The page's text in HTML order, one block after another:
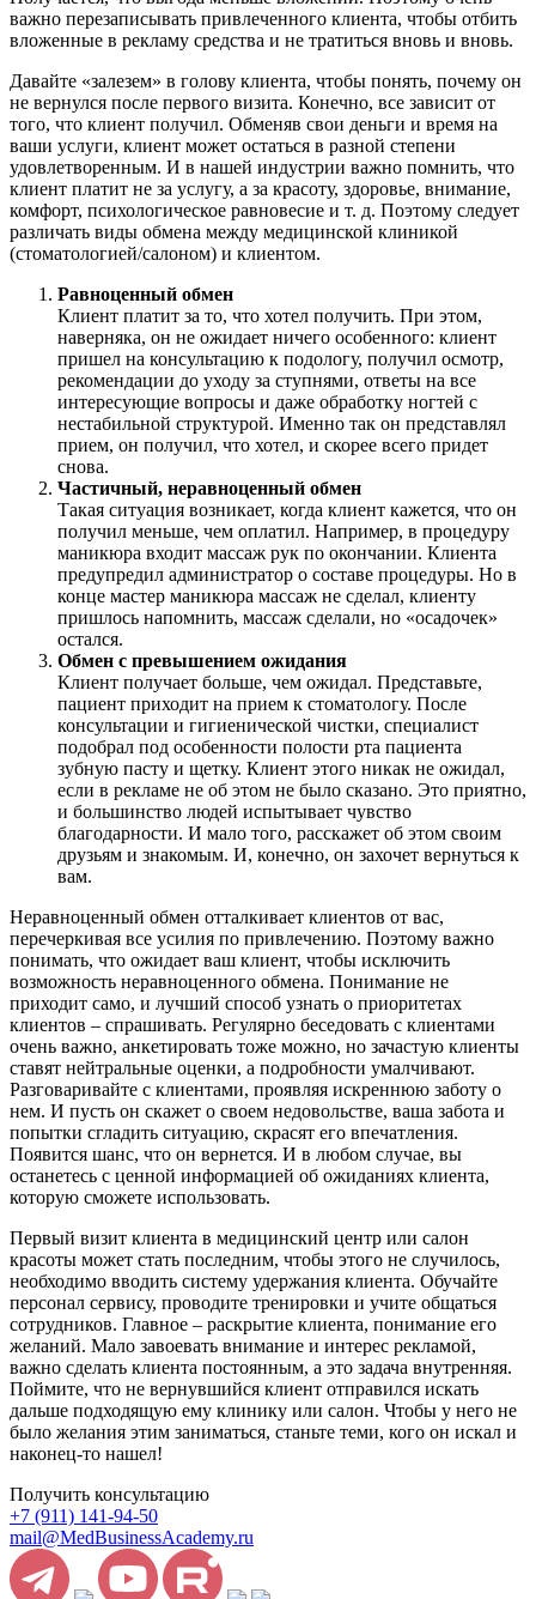
важно перезаписывать привлеченного клиента, чтобы отбить
вложенные в рекламу средства и не тратиться вновь и вновь.
Давайте «залезем» в голову клиента, чтобы понять, почему он
не вернулся после первого визита. Конечно, все зависит от
того, что клиент получил. Обменяв свои деньги и время на
ваши услуги, клиент может остаться в разной степени
удовлетворенным. И в нашей индустрии важно помнить, что
клиент платит не за услугу, а за красоту, здоровье, внимание,
комфорт, психологическое равновесие и т. д. Поэтому следует
различать виды обмена между медицинской клиникой
(стоматологией/салоном) и клиентом.
Равноценный обмен
Клиент платит за то, что хотел получить. При этом,
наверняка, он не ожидает ничего особенного: клиент
пришел на консультацию к подологу, получил осмотр,
рекомендации до уходу за ступнями, ответы на все
интересующие вопросы и даже обработку ногтей с
нестабильной структурой. Именно так он представлял
прием, он получил, что хотел, и скорее всего придет
снова.
Частичный, неравноценный обмен
Такая ситуация возникает, когда клиент кажется, что он
получил меньше, чем оплатил. Например, в процедуру
маникюра входит массаж рук по окончании. Клиента
предупредил администратор о составе процедуры. Но в
конце мастер маникюра массаж не сделал, клиенту
пришлось напомнить, массаж сделали, но «осадочек»
остался.
Обмен с превышением ожидания
Клиент получает больше, чем ожидал. Представьте,
пациент приходит на прием к стоматологу. После
консультации и гигиенической чистки, специалист
подобрал под особенности полости рта пациента
зубную пасту и щетку. Клиент этого никак не ожидал,
если в рекламе не об этом не было сказано. Это приятно,
и большинство людей испытывает чувство
благодарности. И мало того, расскажет об этом своим
друзьям и знакомым. И, конечно, он захочет вернуться к
вам.
Неравноценный обмен отталкивает клиентов от вас,
перечеркивая все усилия по привлечению. Поэтому важно
понимать, что ожидает ваш клиент, чтобы исключить
возможность неравноценного обмена. Понимание не
приходит само, и лучший способ узнать о приоритетах
клиентов – спрашивать. Регулярно беседовать с клиентами
очень важно, анкетировать тоже можно, но зачастую клиенты
ставят нейтральные оценки, а подробности умалчивают.
Разговаривайте с клиентами, проявляя искреннюю заботу о
нем. И пусть он скажет о своем недовольстве, ваша забота и
попытки сгладить ситуацию, скрасят его впечатления.
Появится шанс, что он вернется. И в любом случае, вы
останетесь с ценной информацией об ожиданиях клиента,
которую сможете использовать.
Первый визит клиента в медицинский центр или салон
красоты может стать последним, чтобы этого не случилось,
необходимо вводить систему удержания клиента. Обучайте
персонал сервису, проводите тренировки и учите общаться
сотрудников. Главное – раскрытие клиента, понимание его
желаний. Мало завоевать внимание и интерес рекламой,
важно сделать клиента постоянным, а это задача внутренняя.
Поймите, что не вернувшийся клиент отправился искать
дальше подходящую ему клинику или салон. Чтобы у него не
было желания этим заниматься, станьте теми, кого он искал и
наконец-то нашел!
Получить консультацию
+7 (911) 141-94-50
mail@MedBusinessAcademy.ru